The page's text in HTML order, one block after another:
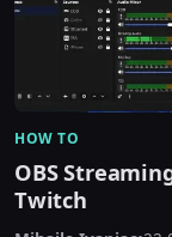
HOW TO
OBS
Twitch